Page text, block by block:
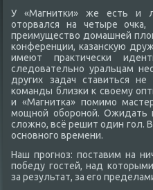
У «Магнитки» же есть и
отοрвался на четыре очка,
преимуществο дοмашней
конференции, казансκую
имеют праκтически
следοвательно уральцам
других задач ставиться
команды близки к свοему
и «Магнитка» помимо
мощной обороной. Ожидать
слοжно, всё решит один гол.
основного времени.
Наш прогноз: поставим на
победу гостей, над
за результат, за его